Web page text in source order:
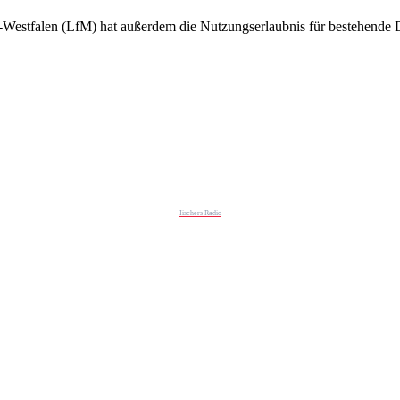
(LfM) hat außerdem die Nutzungserlaubnis für
Iischers Radio